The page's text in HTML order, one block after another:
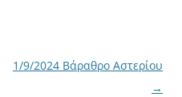
1/9/2024 Βάραθρο Αστερίου
→